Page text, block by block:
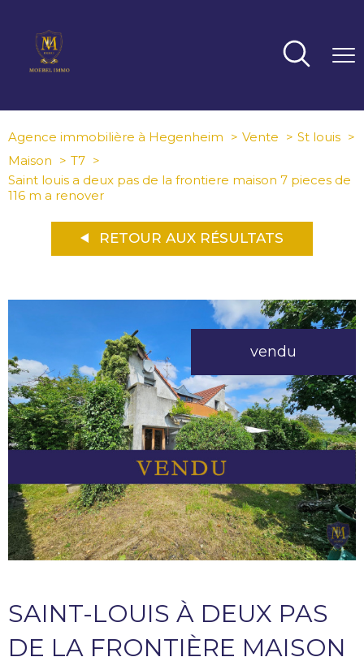
Agence immobilière à Hegenheim Vente
St louis
Maison
T7
Saint louis a deux pas de la frontiere maison 7 pieces de
116 m a renover
RETOUR AUX RÉSULTATS
vendu
SAINT-LOUIS À DEUX PAS
DE LA FRONTIÈRE MAISON